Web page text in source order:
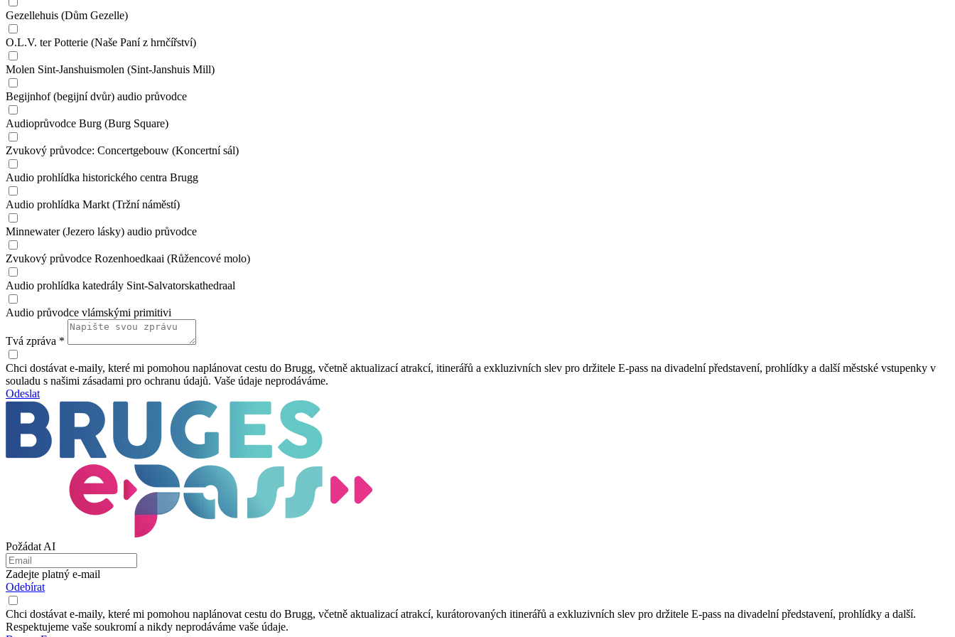
Gezellehuis (Dům Gezelle)
O.L.V. ter Potterie (Naše Paní z hrnčířství)
Molen Sint-Janshuismolen (Sint-Janshuis Mill)
Begijnhof (begijní dvůr) audio průvodce
Audioprůvodce Burg (Burg Square)
Zvukový průvodce: Concertgebouw (Koncertní sál)
Audio prohlídka historického centra Brugg
Audio prohlídka Markt (Tržní náměstí)
Minnewater (Jezero lásky) audio průvodce
Zvukový průvodce Rozenhoedkaai (Růžencové molo)
Audio prohlídka katedrály Sint-Salvatorskathedraal
Audio průvodce vlámskými primitivi
Tvá zpráva *
Chci dostávat e-maily, které mi pomohou naplánovat cestu do Brugg, včetně aktualizací atrakcí, itinerářů a exkluzivních slev pro držitele E-pass na divadelní představení, prohlídky a další městské vstupenky v
souladu s našimi zásadami pro ochranu údajů. Vaše údaje neprodáváme.
Odeslat
Požádat AI
Zadejte platný e-mail
Odebírat
Chci dostávat e-maily, které mi pomohou naplánovat cestu do Brugg, včetně aktualizací atrakcí, kurátorovaných itinerářů a exkluzivních slev pro držitele E-pass na divadelní představení, prohlídky a další.
Respektujeme vaše soukromí a nikdy neprodáváme vaše údaje.